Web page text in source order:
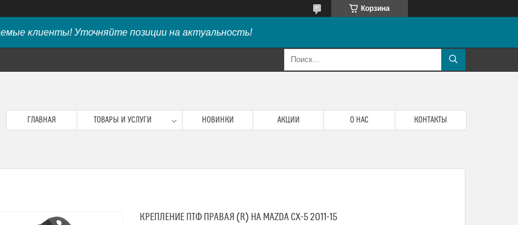
Корзина
клиенты! Уточняйте позиции на актуальность!
ГЛАВНАЯ ТОВАРЫ И УСЛУГИ НОВИНКИ АКЦИИ О НАС КОНТАКТЫ
КРЕПЛЕНИЕ ПТФ ПРАВАЯ (R) НА MAZDA CX-5 2011-15